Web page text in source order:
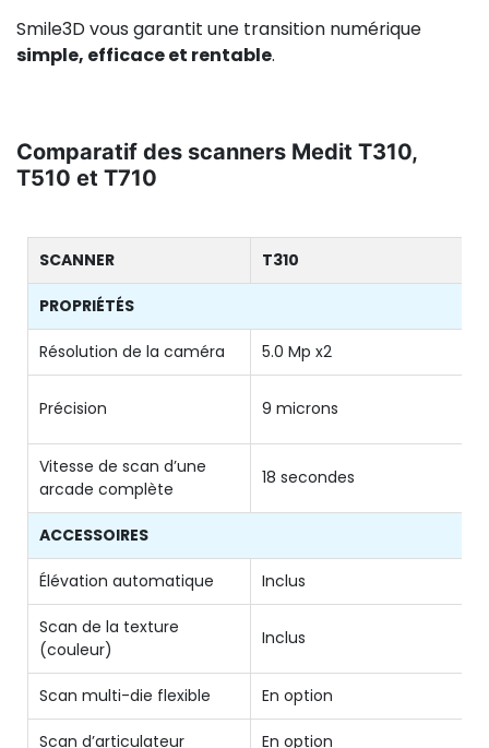
Smile3D vous garantit une transition numérique
simple, efficace et rentable.
Comparatif des scanners Medit T310,
T510 et T710
SCANNER T310
PROPRIÉTÉS
Résolution de la caméra 5.0 Mp x2
Précision 9 microns
Vitesse de scan d’une
arcade complète
18 secondes
ACCESSOIRES
Élévation automatique Inclus
Scan de la texture
(couleur)
Inclus
Scan multi-die flexible En option
Scan d’articulateur En option